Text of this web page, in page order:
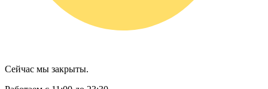
Сейчас мы закрыты.